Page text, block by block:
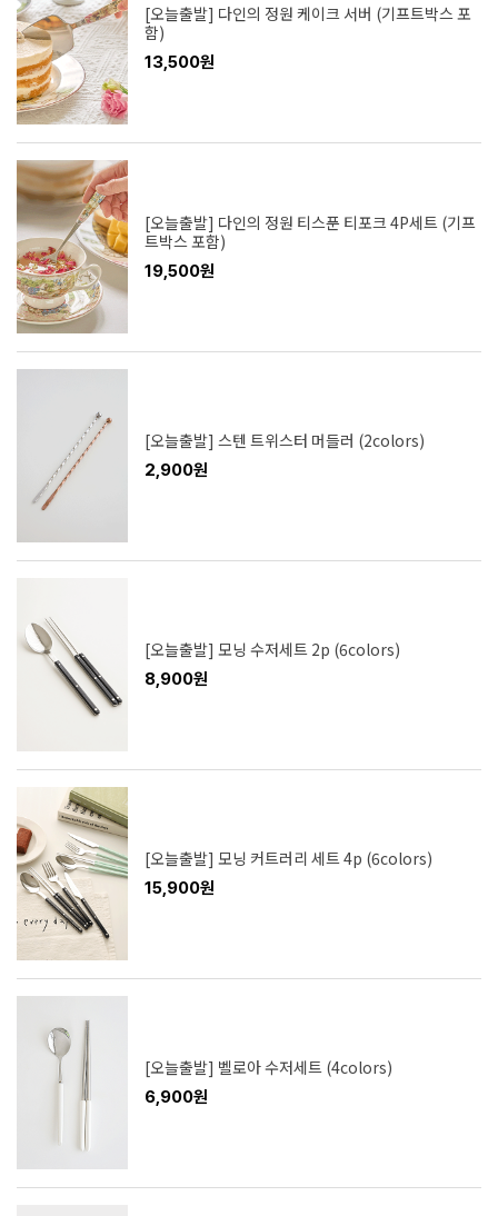
[오늘출발] 다인의 정원 케이크 서버 (기프트박스 포
함)
13,500원
[오늘출발] 다인의 정원 티스푼 티포크 4P세트 (기프
트박스 포함)
19,500원
[오늘출발] 스텐 트위스터 머들러 (2colors)
2,900원
[오늘출발] 모닝 수저세트 2p (6colors)
8,900원
[오늘출발] 모닝 커트러리 세트 4p (6colors)
15,900원
[오늘출발] 벨로아 수저세트 (4colors)
6,900원